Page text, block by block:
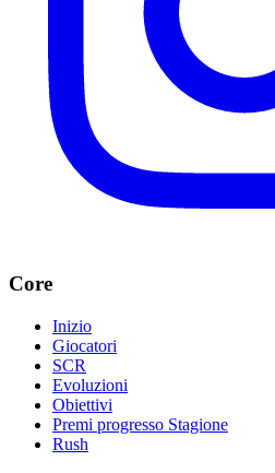
Core
Inizio
Giocatori
SCR
Evoluzioni
Obiettivi
Premi progresso Stagione
Rush